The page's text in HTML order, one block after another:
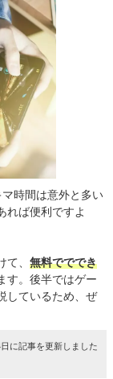
時間は意外と多い
れば便利ですよ
、 無料でででき
す。後半ではゲー
しているため、ぜ
に記事を更新しました